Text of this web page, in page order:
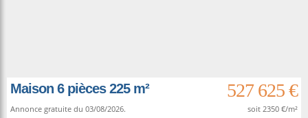
Maison 6 pièces 225 m² 527 625 €
Annonce gratuite du 03/08/2026. soit 2350 €/m²